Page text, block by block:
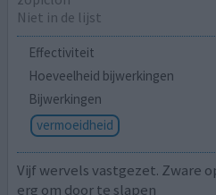
Niet in de lijst
Effectiviteit
Hoeveelheid bijwerkingen
Bijwerkingen
vermoeidheid
Vijf wervels vastgezet. Zware
erg om door te slapen